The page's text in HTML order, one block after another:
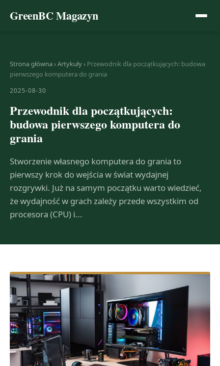
GreenBC Magazyn
Strona główna ›Artykuły› Przewodnik dla początkujących: budowa
pierwszego komputera do grania
2025-08-30
Przewodnik dla początkujących:
budowa pierwszego komputera do
grania
Stworzenie własnego komputera do grania to
pierwszy krok do wejścia w świat wydajnej
rozgrywki. Już na samym początku warto wiedzieć,
że wydajność w grach zależy przede wszystkim od
procesora (CPU) i...